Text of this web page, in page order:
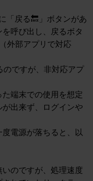
「戻る🔙」ボタンがあ
呼び出し、戻るボタ
外部アプリで対応
のですが、非対応アプ
た端末での使用を想定
出来ず、ログインや
度電源が落ちると、以
のですが、処理速度